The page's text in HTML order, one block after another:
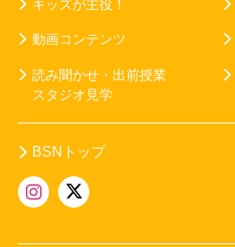
キッズが主役！
動画コンテンツ
読み聞かせ・出前授業
スタジオ見学
BSNトップ